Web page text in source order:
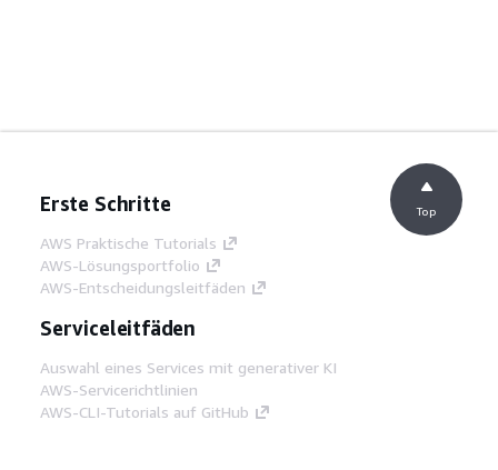
Erste Schritte
AWS Praktische Tutorials
AWS-Lösungsportfolio
AWS-Entscheidungsleitfäden
Serviceleitfäden
Auswahl eines Services mit generativer KI
AWS-Servicerichtlinien
AWS-CLI-Tutorials auf GitHub
Top